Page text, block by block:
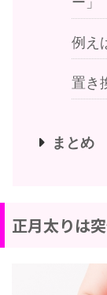
例え
置き
まとめ
正月太りは